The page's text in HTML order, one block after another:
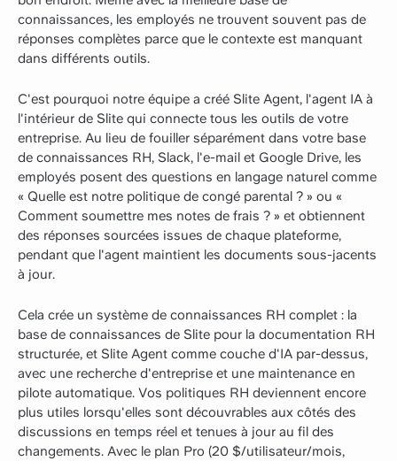
connaissances, les employés ne trouvent souvent pas de
réponses complètes parce que le contexte est manquant
dans différents outils.
C'est pourquoi notre équipe a créé Slite Agent, l'agent IA à
l'intérieur de Slite qui connecte tous les outils de votre
entreprise. Au lieu de fouiller séparément dans votre base
de connaissances RH, Slack, l'e-mail et Google Drive, les
employés posent des questions en langage naturel comme
« Quelle est notre politique de congé parental ? » ou «
Comment soumettre mes notes de frais ? » et obtiennent
des réponses sourcées issues de chaque plateforme,
pendant que l'agent maintient les documents sous-jacents
à jour.
Cela crée un système de connaissances RH complet : la
base de connaissances de Slite pour la documentation RH
structurée, et Slite Agent comme couche d'IA par-dessus,
avec une recherche d'entreprise et une maintenance en
pilote automatique. Vos politiques RH deviennent encore
plus utiles lorsqu'elles sont découvrables aux côtés des
discussions en temps réel et tenues à jour au fil des
changements. Avec le plan Pro (20 $/utilisateur/mois,